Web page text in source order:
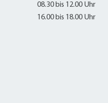
08.30 bis 12.00 Uhr
16.00 bis 18.00 Uhr